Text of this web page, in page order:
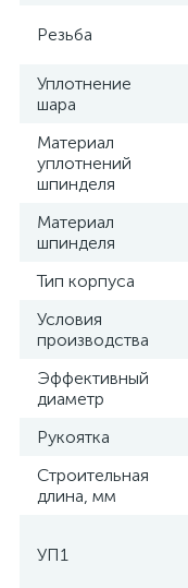
Резьба
Уплотнение
шара
Материал
уплотнений
шпинделя
Материал
шпинделя
Тип корпуса
Условия
производства
Эффективный
диаметр
Рукоятка
Строительная
длина, мм
УП1